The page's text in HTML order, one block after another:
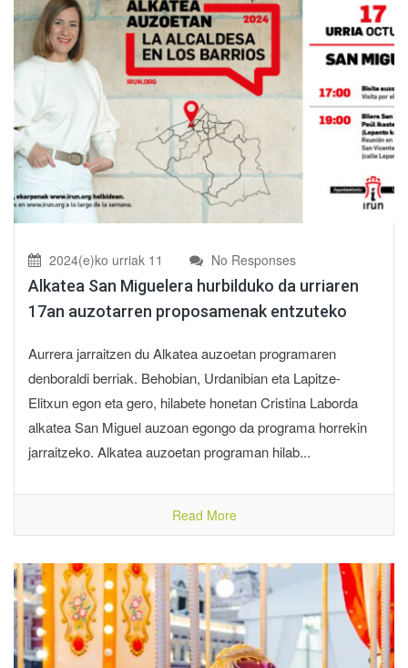
2024(e)ko urriak 11 No Responses
Alkatea San Miguelera hurbilduko da urriaren
17an auzotarren proposamenak entzuteko
Aurrera jarraitzen du Alkatea auzoetan programaren
denboraldi berriak. Behobian, Urdanibian eta Lapitze-
Elitxun egon eta gero, hilabete honetan Cristina Laborda
alkatea San Miguel auzoan egongo da programa horrekin
jarraitzeko. Alkatea auzoetan programan hilab...
Read More